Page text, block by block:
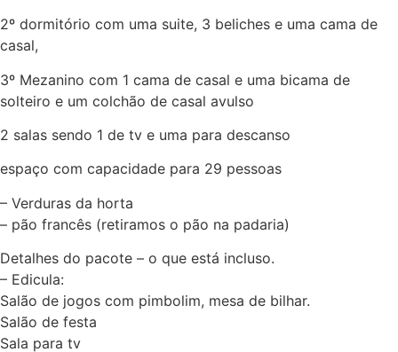
2º dormitório com uma suite, 3 beliches e uma cama de
casal,
3º Mezanino com 1 cama de casal e uma bicama de
solteiro e um colchão de casal avulso
2 salas sendo 1 de tv e uma para descanso
espaço com capacidade para 29 pessoas
– Verduras da horta
– pão francês (retiramos o pão na padaria)
Detalhes do pacote – o que está incluso.
– Edicula:
Salão de jogos com pimbolim, mesa de bilhar.
Salão de festa
Sala para tv